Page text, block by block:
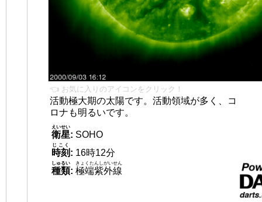
👈 お気に入りのアイコンをクリック！
活動極大期の太陽です。活動領域が多く、コ
ロナも明るいです。
衛星
えいせい
: SOHO
時刻
じこく
: 16時12分
種類
しゅるい
: 極端紫外線
きょくたんしがいせん